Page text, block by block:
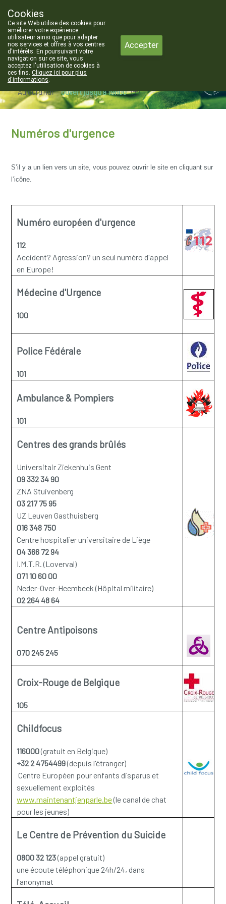
Aujourd'hui ouvert jusqu'à 19h00
Numéros d'urgence
S’il y a un lien vers un site, vous pouvez ouvrir le site en cliquant sur
l’icône.
Numéro européen d'urgence
112
Accident? Agression? un seul numéro d'appel
en Europe!
Médecine d'Urgence
100
Police Fédérale
101
Ambulance & Pompiers
101
Centres des grands brûlés
Universitair Ziekenhuis Gent
09 332 34 90
ZNA Stuivenberg
03 217 75 95
UZ Leuven Gasthuisberg
016 348 750
Centre hospitalier universitaire de Liège
04 366 72 94
I.M.T.R. (Loverval)
071 10 60 00
Neder-Over-Heembeek (Hôpital militaire)
02 264 48 64
Centre Antipoisons
070 245 245
Croix-Rouge de Belgique
105
Childfocus
116000(gratuit en Belgique)
+32 2 4754499(depuis l'étranger)
Centre Européen pour enfants disparus et
sexuellement exploités
www.maintenantjenparle.be(le canal de chat
pour les jeunes)
Le Centre de Prévention du Suicide
0800 32 123(appel gratuit)
une écoute téléphonique 24h/24, dans
l'anonymat
Cookies
Ce site Web utilise des cookies pour
améliorer votre expérience
utilisateur ainsi que pour adapter
nos services et offres à vos centres
d'intérêts. En poursuivant votre
navigation sur ce site, vous
acceptez l'utilisation de cookies à
ces fins. Cliquez ici pour plus
d'informations.
Accepter